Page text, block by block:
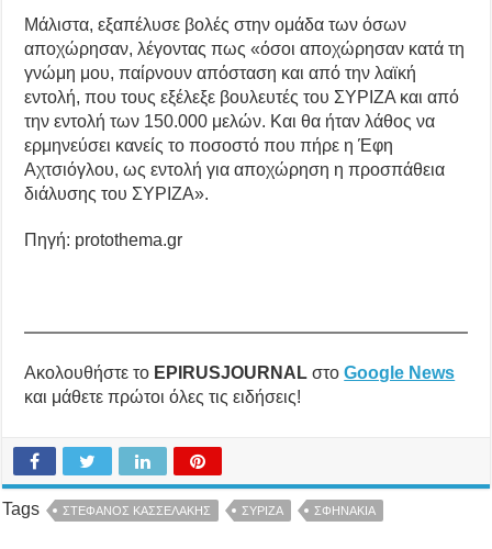
Μάλιστα, εξαπέλυσε βολές στην ομάδα των όσων
αποχώρησαν, λέγοντας πως «όσοι αποχώρησαν κατά τη
γνώμη μου, παίρνουν απόσταση και από την λαϊκή
εντολή, που τους εξέλεξε βουλευτές του ΣΥΡΙΖΑ και από
την εντολή των 150.000 μελών. Και θα ήταν λάθος να
ερμηνεύσει κανείς το ποσοστό που πήρε η Έφη
Αχτσιόγλου, ως εντολή για αποχώρηση η προσπάθεια
διάλυσης του ΣΥΡΙΖΑ».
Πηγή: protothema.gr
Ακολουθήστε το EPIRUSJOURNAL στοGoogle News
και μάθετε πρώτοι όλες τις ειδήσεις!
Tags ΣΤΕΦΑΝΟΣ ΚΑΣΣΕΛΑΚΗΣ ΣΥΡΙΖΑ ΣΦΗΝΑΚΙΑ